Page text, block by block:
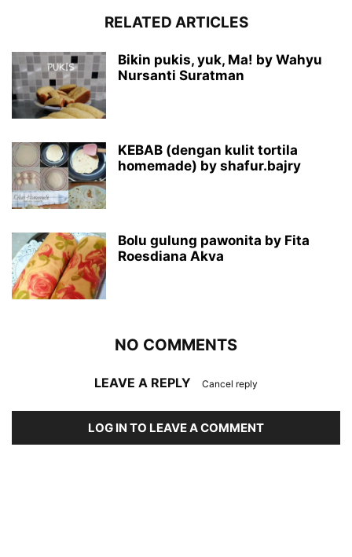
RELATED ARTICLES
Bikin pukis, yuk, Ma! by Wahyu
Nursanti Suratman
KEBAB (dengan kulit tortila
homemade) by shafur.bajry
Bolu gulung pawonita by Fita
Roesdiana Akva
NO COMMENTS
LEAVE A REPLY Cancel reply
LOG IN TO LEAVE A COMMENT